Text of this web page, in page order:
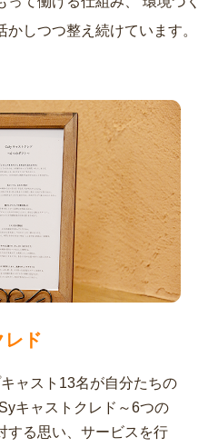
しつつ整え続けています。
レド
ャスト13名が自分たちの
キャストクレド～6つの
する思い、サービスを行